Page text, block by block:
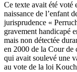
Ce texte avait été voté
naissance de l’enfant
jurisprudence «
gravement handicapé
mais non détectée
en 2000 de la Cour de
qui avait soulevé une
au vote de la loi